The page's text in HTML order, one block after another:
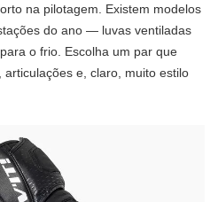
na pilotagem. Existem modelos
do ano — luvas ventiladas
o frio. Escolha um par que
e, claro, muito estilo